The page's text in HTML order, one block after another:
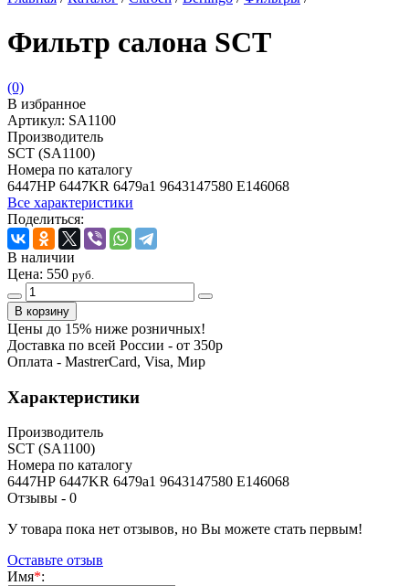
Фильтр салона SCT
(0)
В избранное
Артикул: SA1100
Производитель
SCT (SA1100)
Номера по каталогу
6447HP 6447KR 6479a1 9643147580 E146068
Все характеристики
Поделиться:
В наличии
Цена: 550 руб.
Цены до 15% ниже розничных!
Доставка по всей России - от 350р
Оплата - MastrerCard, Visa, Мир
Характеристики
Производитель
SCT (SA1100)
Номера по каталогу
6447HP 6447KR 6479a1 9643147580 E146068
Отзывы - 0
У товара пока нет отзывов, но Вы можете стать первым!
Оставьте отзыв
Имя*: